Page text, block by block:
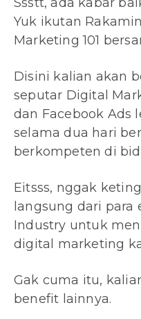
Yuk ikutan
Marketing 101
Disini kalian akan
seputar Digital
dan Facebook Ads
selama dua hari
berkompeten di
Eitsss, nggak
langsung dari
Industry untuk
digital marketing
Gak cuma itu,
benefit lainnya.